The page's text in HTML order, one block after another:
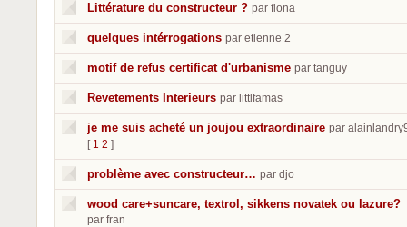
Littérature du constructeur ? par flona
quelques intérrogations par etienne 2
motif de refus certificat d'urbanisme par tanguy
Revetements Interieurs par littlfamas
je me suis acheté un joujou extraordinaire par
[ 1 2 ]
problème avec constructeur… par djo
wood care+suncare, textrol, sikkens novatek ou lazure?
par fran